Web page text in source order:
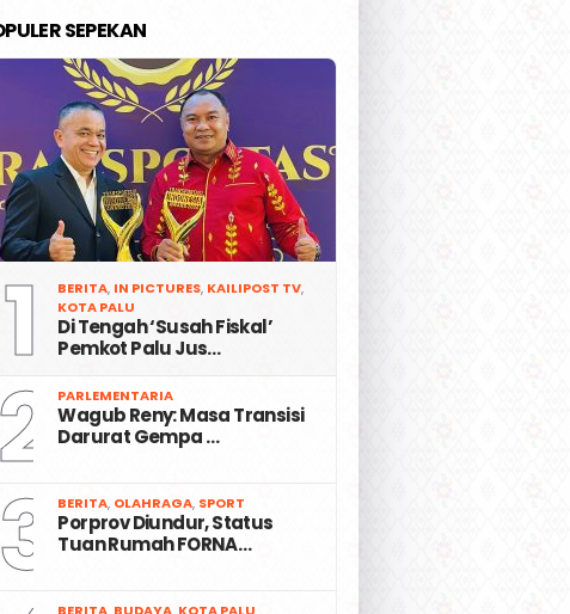
SEPEKAN
1 BERITA, IN PICTURES, KAILIPOST TV,
KOTA PALU
Di Tengah ‘Susah Fiskal’
Pemkot Palu Jus…
2 PARLEMENTARIA
Wagub Reny: Masa Transisi
Darurat Gempa …
3 BERITA, OLAHRAGA, SPORT
Porprov Diundur, Status
Tuan Rumah FORNA…
BERITA, BUDAYA, KOTA PALU,